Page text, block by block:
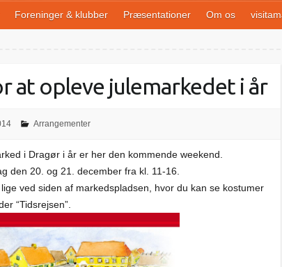
Foreninger & klubber Præsentationer Om os
at opleve julemarkedet i år
Arrangementer
i Dragør i år er her den kommende weekend.
den 20. og 21. december fra kl. 11-16.
ved siden af markedspladsen, hvor du kan se kostumer
“Tidsrejsen”.